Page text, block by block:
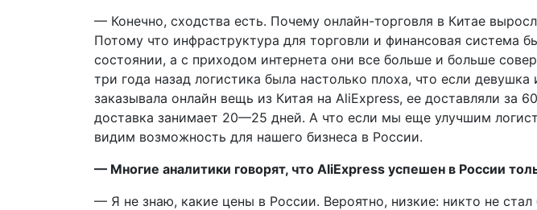
— Конечно, сходства есть. Почему онлайн-торговля в Китае
Потому что инфраструктура для торговли и финансовая система
состоянии, а с приходом интернета они все больше и больше
три года назад логистика была настолько плоха, что если девушка
заказывала онлайн вещь из Китая на AliExpress, ее доставляли за
доставка занимает 20—25 дней. А что если мы еще улучшим
видим возможность для нашего бизнеса в России.
— Многие аналитики говорят, что AliExpress успешен в России
— Я не знаю, какие цены в России. Вероятно, низкие: никто не стал